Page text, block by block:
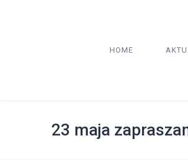
HOME
23 maja